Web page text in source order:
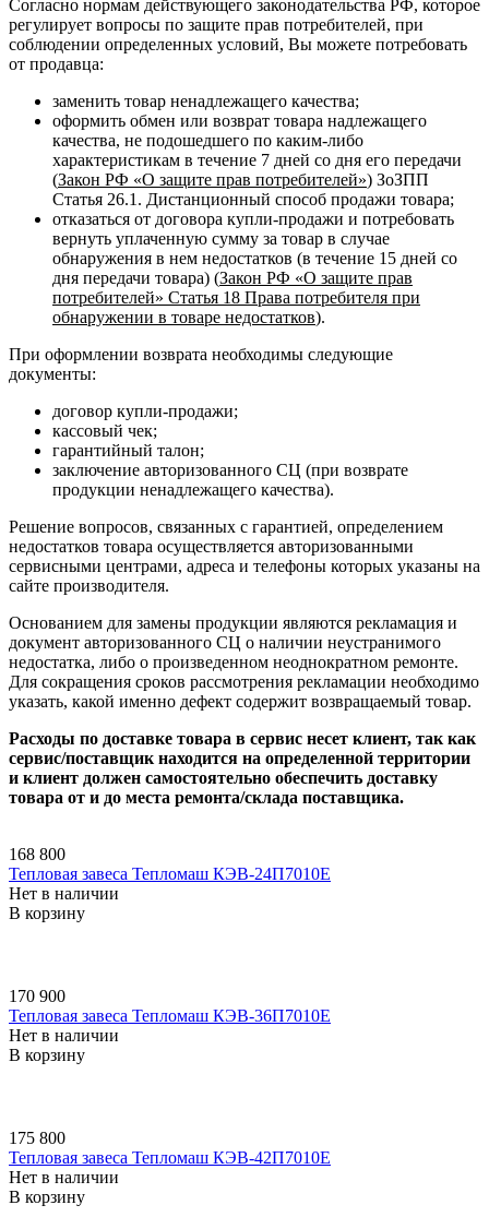
Согласно нормам действующего законодательства РФ, которое
регулирует вопросы по защите прав потребителей, при
соблюдении определенных условий, Вы можете потребовать
от продавца:
заменить товар ненадлежащего качества;
оформить обмен или возврат товара надлежащего
качества, не подошедшего по каким-либо
характеристикам в течение 7 дней со дня его передачи
(Закон РФ «О защите прав потребителей») ЗоЗПП
Статья 26.1. Дистанционный способ продажи товара;
отказаться от договора купли-продажи и потребовать
вернуть уплаченную сумму за товар в случае
обнаружения в нем недостатков (в течение 15 дней со
дня передачи товара) (Закон РФ «О защите прав
потребителей» Статья 18 Права потребителя при
обнаружении в товаре недостатков).
При оформлении возврата необходимы следующие
документы:
договор купли-продажи;
кассовый чек;
гарантийный талон;
заключение авторизованного СЦ (при возврате
продукции ненадлежащего качества).
Решение вопросов, связанных с гарантией, определением
недостатков товара осуществляется авторизованными
сервисными центрами, адреса и телефоны которых указаны на
сайте производителя.
Основанием для замены продукции являются рекламация и
документ авторизованного СЦ о наличии неустранимого
недостатка, либо о произведенном неоднократном ремонте.
Для сокращения сроков рассмотрения рекламации необходимо
указать, какой именно дефект содержит возвращаемый товар.
Расходы по доставке товара в сервис несет клиент, так как
сервис/поставщик находится на определенной территории
и клиент должен самостоятельно обеспечить доставку
товара от и до места ремонта/склада поставщика.
168 800
Тепловая завеса Тепломаш КЭВ-24П7010E
Нет в наличии
В корзину
170 900
Тепловая завеса Тепломаш КЭВ-36П7010E
Нет в наличии
В корзину
175 800
Тепловая завеса Тепломаш КЭВ-42П7010E
Нет в наличии
В корзину